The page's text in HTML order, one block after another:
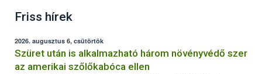
Friss hírek
2026. augusztus 6, csütörtök
Szüret után is alkalmazható három növényvédő szer
az amerikai szőlőkabóca ellen